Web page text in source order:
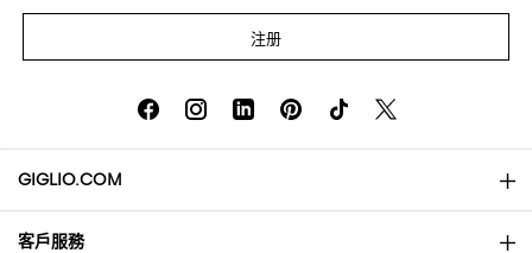
注册
GIGLIO.COM
About
客戶服務